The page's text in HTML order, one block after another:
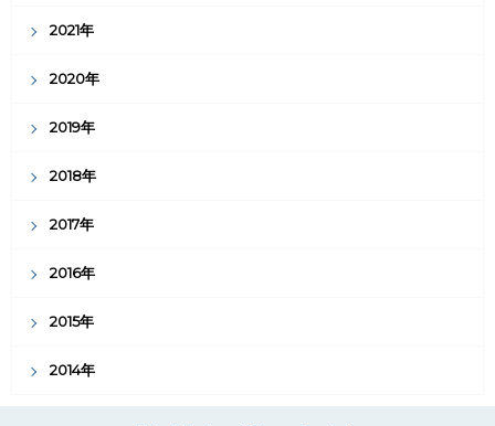
2021年
2020年
2019年
2018年
2017年
2016年
2015年
2014年